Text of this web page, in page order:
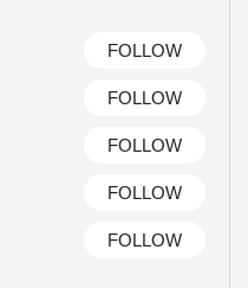
FOLLOW
FOLLOW
FOLLOW
FOLLOW
FOLLOW